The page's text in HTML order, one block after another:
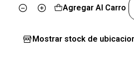
Cantidad
Agregar Al Carro
Mostrar stock de